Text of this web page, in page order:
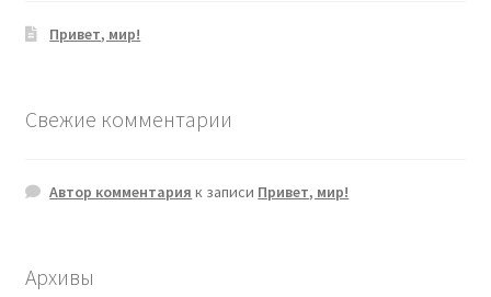
Привет, мир!
Свежие комментарии
Автор комментария к записи Привет, мир!
Архивы